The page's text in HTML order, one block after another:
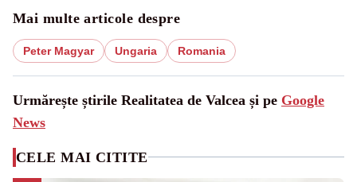
Mai multe articole despre
Peter Magyar Ungaria Romania
Urmărește știrile Realitatea de Valcea și pe Google
News
CELE MAI CITITE